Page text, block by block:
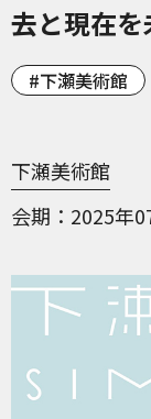
去と現在
下瀬美術館
下瀬美術館
会期
2025年